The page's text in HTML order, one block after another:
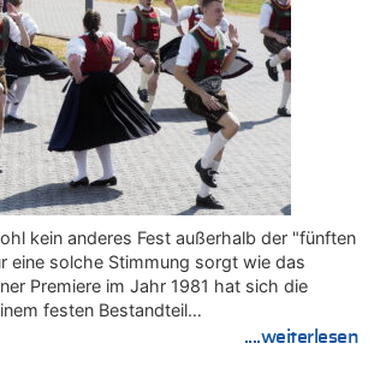
kein anderes Fest außerhalb der "fünften
eine solche Stimmung sorgt wie das
Premiere im Jahr 1981 hat sich die
festen Bestandteil…
....weiterlesen